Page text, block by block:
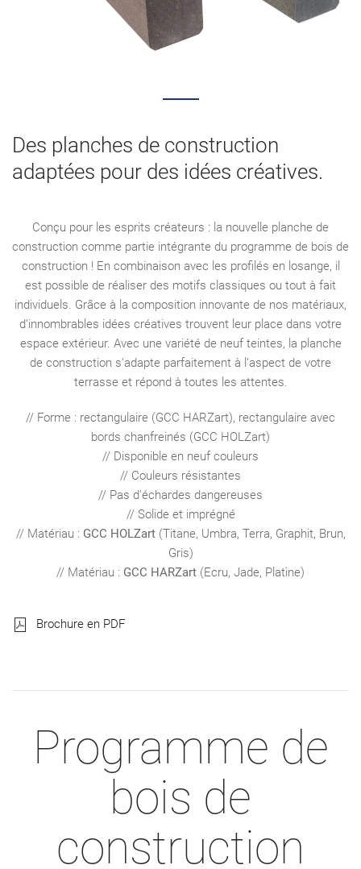
Des planches de construction
adaptées pour des idées créatives.
Conçu pour les esprits créateurs : la nouvelle planche de
construction comme partie intégrante du programme de bois de
construction ! En combinaison avec les profilés en losange, il
est possible de réaliser des motifs classiques ou tout à fait
individuels. Grâce à la composition innovante de nos matériaux,
d‘innombrables idées créatives trouvent leur place dans votre
espace extérieur. Avec une variété de neuf teintes, la planche
de construction s‘adapte parfaitement à l‘aspect de votre
terrasse et répond à toutes les attentes.
// Forme : rectangulaire (GCC HARZart), rectangulaire avec
bords chanfreinés (GCC HOLZart)
// Disponible en neuf couleurs
// Couleurs résistantes
// Pas d'échardes dangereuses
// Solide et imprégné
// Matériau : GCC HOLZart(Titane, Umbra, Terra, Graphit, Brun,
Gris)
// Matériau : GCC HARZart (Ecru, Jade, Platine)
Brochure en PDF
Programme de
bois de
construction